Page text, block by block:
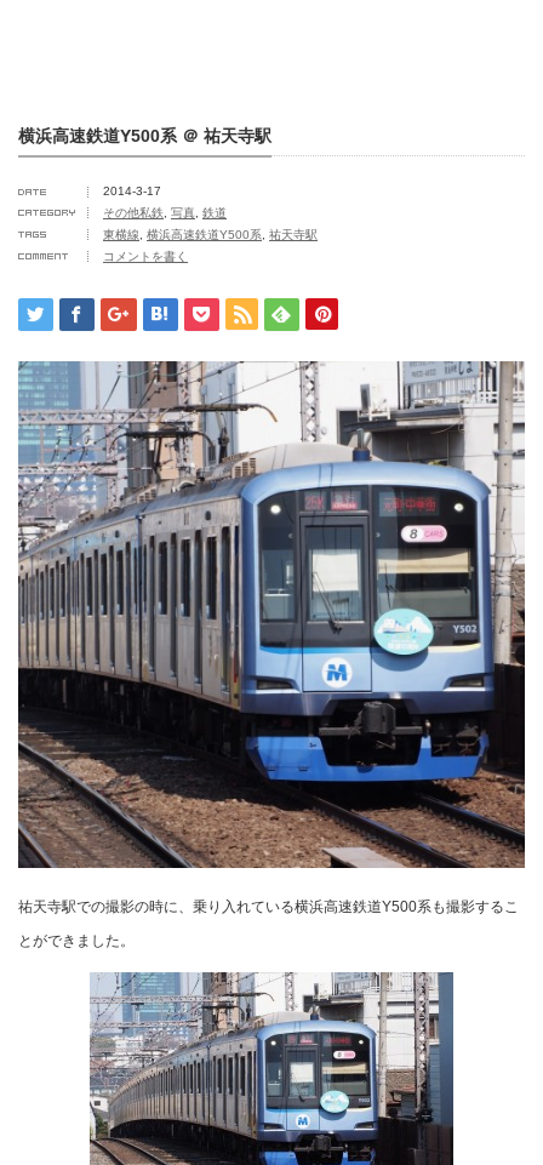
横浜高速鉄道Y500系 ＠ 祐天寺駅
2014-3-17
その他私鉄 写真
鉄道
東横線
横浜高速鉄道Y500系
祐天寺駅
コメントを書く
祐天寺駅での撮影の時に、乗り入れている横浜高速鉄道Y500系も撮影するこ
とができました。